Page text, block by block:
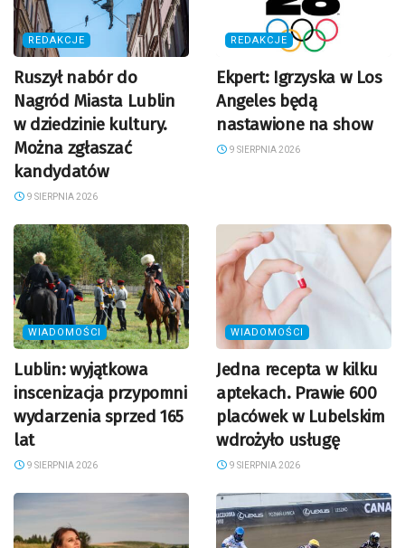
REDAKCJE
Ruszył nabór do
Nagród Miasta Lublin
w dziedzinie kultury.
Można zgłaszać
kandydatów
9 SIERPNIA 2026
REDAKCJE
Ekpert: Igrzyska w Los
Angeles będą
nastawione na show
9 SIERPNIA 2026
WIADOMOŚCI
Lublin: wyjątkowa
inscenizacja przypomni
wydarzenia sprzed 165
lat
9 SIERPNIA 2026
WIADOMOŚCI
Jedna recepta w kilku
aptekach. Prawie 600
placówek w Lubelskim
wdrożyło usługę
9 SIERPNIA 2026